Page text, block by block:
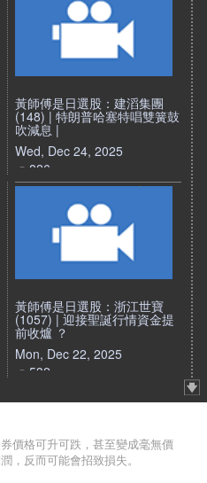
黃師傅是日選股：建滔集團
(148) | 特朗普哈塞特唱雙簧鼓
吹減息 |
Wed, Dec 24, 2025
826
黃師傅是日選股：浙江世寶
(1057) | 迎接聖誕行情資金提
前收爐 ？
Mon, Dec 22, 2025
532
價格可升可跌，甚至變成毫無價
，反而可能會招致損失。